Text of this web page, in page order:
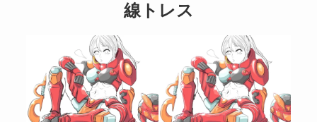
線トレス